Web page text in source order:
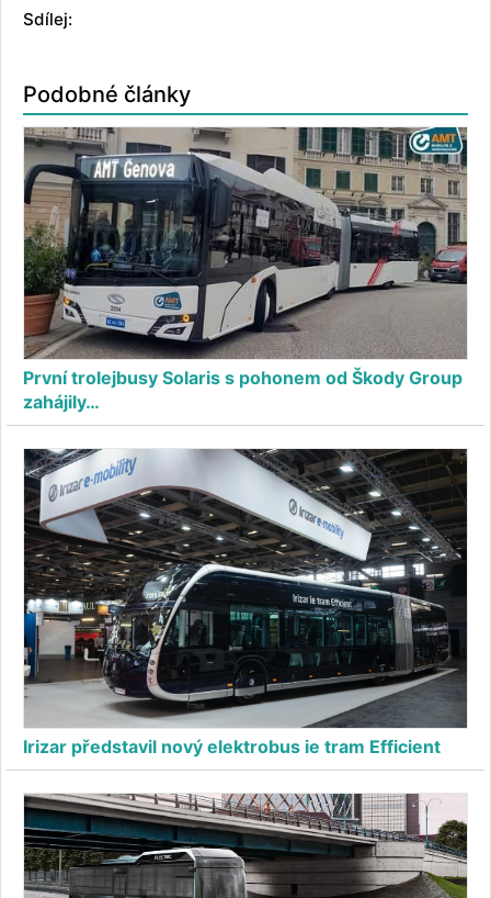
Sdílej:
Podobné články
První trolejbusy Solaris s pohonem od Škody Group
zahájily…
Irizar představil nový elektrobus ie tram Efficient